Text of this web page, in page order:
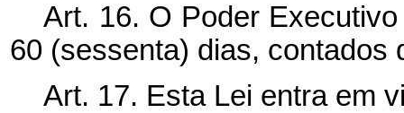
Art. 16. O Poder
60 (sessenta) dias, contados
Art. 17. Esta Lei entra em